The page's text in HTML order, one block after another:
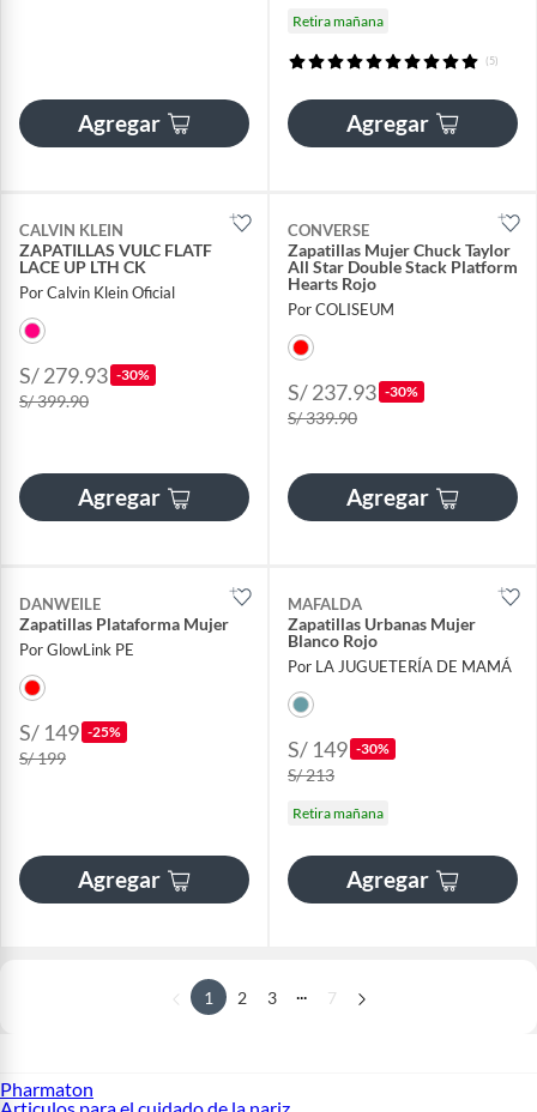
Agregar
Retira mañana
(5)
Agregar
CALVIN KLEIN
ZAPATILLAS VULC FLATF
LACE UP LTH CK
Por Calvin Klein Oficial
S/ 279.93 -30%
S/ 399.90
Agregar
CONVERSE
Zapatillas Mujer Chuck Taylor
All Star Double Stack Platform
Hearts Rojo
Por COLISEUM
S/ 237.93 -30%
S/ 339.90
Agregar
DANWEILE
Zapatillas Plataforma Mujer
Por GlowLink PE
S/ 149 -25%
S/ 199
Agregar
MAFALDA
Zapatillas Urbanas Mujer
Blanco Rojo
Por LA JUGUETERÍA DE MAMÁ
S/ 149 -30%
S/ 213
Retira mañana
Agregar
1 2 3 ... 7
Pharmaton